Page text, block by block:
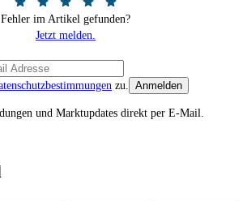
Fehler im Artikel gefunden?
Jetzt melden.
zu. Anmelden
und Marktupdates direkt per E-Mail.